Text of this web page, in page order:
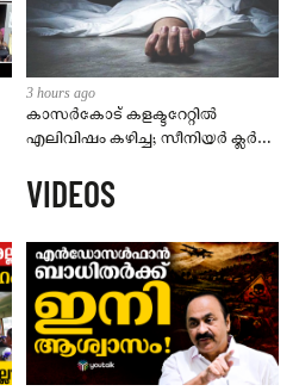
3 hours ago
കാസർകോട് കളക്ടറേറ്റിൽ
എലിവിഷം കഴിച്ച; സീനിയർ ക്ലർക്ക്
VIDEOS